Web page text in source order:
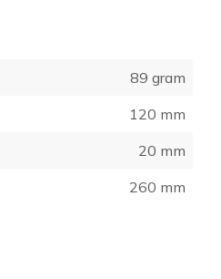
89 gram
120 mm
20 mm
260 mm